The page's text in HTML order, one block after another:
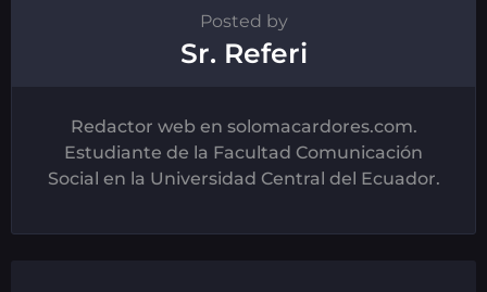
Posted by
Sr. Referi
Redactor web en solomacardores.com.
Estudiante de la Facultad Comunicación
Social en la Universidad Central del Ecuador.